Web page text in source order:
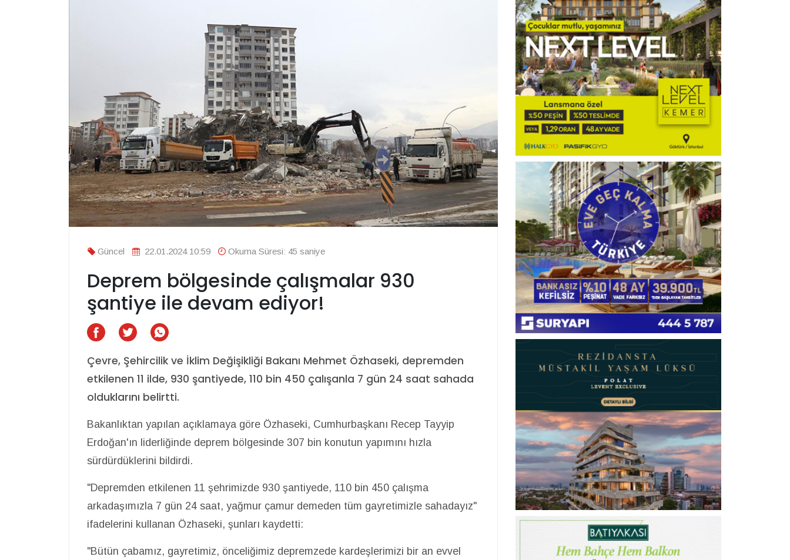
Güncel 22.01.2024 10:59 Okuma Süresi: 45 saniye
Deprem bölgesinde çalışmalar 930
şantiye ile devam ediyor!
Çevre, Şehircilik ve İklim Değişikliği Bakanı Mehmet Özhaseki, depremden
etkilenen 11 ilde, 930 şantiyede, 110 bin 450 çalışanla 7 gün 24 saat sahada
olduklarını belirtti.
Bakanlıktan yapılan açıklamaya göre Özhaseki, Cumhurbaşkanı Recep Tayyip
Erdoğan'ın liderliğinde deprem bölgesinde 307 bin konutun yapımını hızla
sürdürdüklerini bildirdi.
"Depremden etkilenen 11 şehrimizde 930 şantiyede, 110 bin 450 çalışma
arkadaşımızla 7 gün 24 saat, yağmur çamur demeden tüm gayretimizle sahadayız"
ifadelerini kullanan Özhaseki, şunları kaydetti:
"Bütün çabamız, gayretimiz, önceliğimiz depremzede kardeşlerimizi bir an evvel